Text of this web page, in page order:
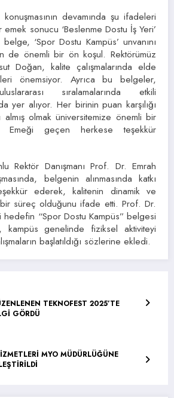
devamında şu ifadeleri
sonucu ‘Beslenme Dostu İş Yeri’
‘Spor Dostu Kampüs’ unvanını
de önemli bir ön koşul. Rektörümüz
Doğan, kalite çalışmalarında elde
önemsiyor. Ayrıca bu belgeler,
sıralamalarında etkili
yer alıyor. Her birinin puan karşılığı
olmak üniversitemize önemli bir
Emeği geçen herkese teşekkür
Rektör Danışmanı Prof. Dr. Emrah
belgenin alınmasında katkı
ederek, kalitenin dinamik ve
süreç olduğunu ifade etti. Prof. Dr.
“Spor Dostu Kampüs” belgesi
kampüs genelinde fiziksel aktiviteyi
başlatıldığı sözlerine ekledi.
TEKNOFEST 2025’TE
GÖRDÜ
MYO MÜDÜRLÜĞÜNE